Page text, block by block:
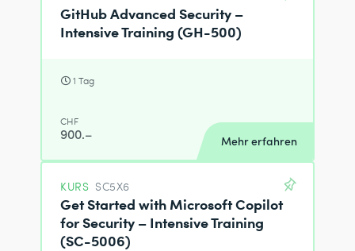
GitHub Advanced Security –
Intensive Training (GH-500)
1 Tag
CHF
900.– Mehr erfahren
KURS SC5X6
Get Started with Microsoft Copilot
for Security – Intensive Training
(SC-5006)